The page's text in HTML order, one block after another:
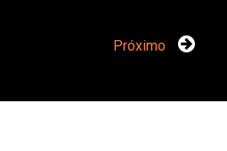
Próximo